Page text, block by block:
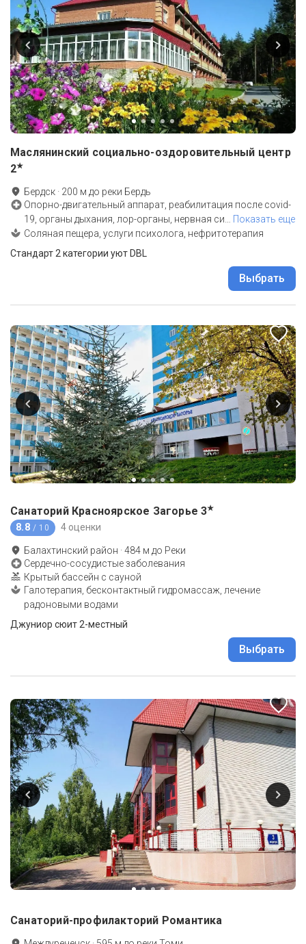
Маслянинский социально-оздоровительный центр
2★
Бердск · 200 м до реки Бердь
Опорно-двигательный аппарат, реабилитация после covid-
19, органы дыхания, лор-органы, нервная си
Показать еще
Соляная пещера, услуги психолога, нефритотерапия
Стандарт 2 категории уют DBL
Выбрать
Санаторий Красноярское Загорье 3★
8.8 / 10 4 оценки
Балахтинский район ·484 м до Реки
Сердечно-сосудистые заболевания
Крытый бассейн с сауной
Галотерапия, бесконтактный гидромассаж, лечение
радоновыми водами
Джуниор сюит 2-местный
Выбрать
Санаторий-профилакторий Романтика